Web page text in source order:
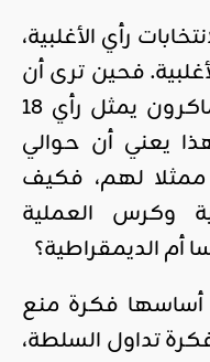
رأي الأغلبية،
فحين ترى أن
الرئيس الفرنسي إيمانويل ماكرون يمثل رأي 18
يعني أن حوالي
ممثلا لهم، فكيف
وكرس العملية
أم الديمقراطية؟
أساسها فكرة منع
تداول السلطة،